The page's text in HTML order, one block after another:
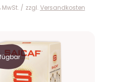
MwSt. zzgl. Versandkosten